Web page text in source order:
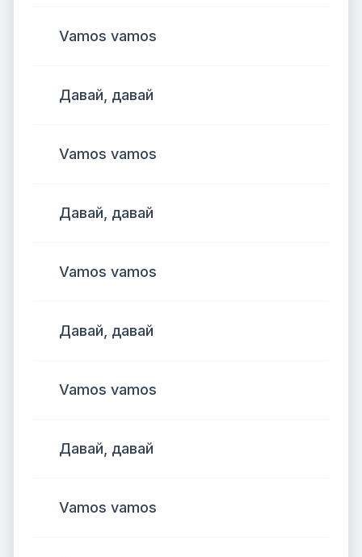
Vamos vamos
Давай, давай
Vamos vamos
Давай, давай
Vamos vamos
Давай, давай
Vamos vamos
Давай, давай
Vamos vamos